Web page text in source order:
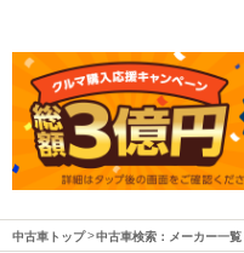
中古車トップ 中古車検索：メーカー一覧